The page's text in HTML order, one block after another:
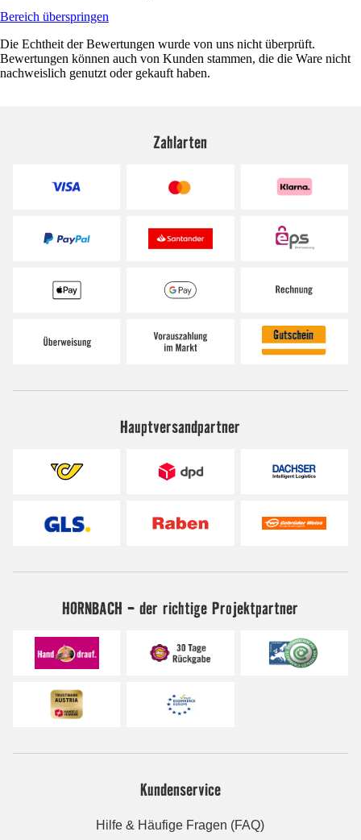
Bereich überspringen
Die Echtheit der Bewertungen wurde von uns nicht überprüft.
Bewertungen können auch von Kunden stammen, die die Ware nicht
nachweislich genutzt oder gekauft haben.
Zahlarten
Hauptversandpartner
HORNBACH - der richtige Projektpartner
Kundenservice
Hilfe & Häufige Fragen (FAQ)